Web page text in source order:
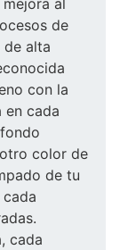
de
alta
con la
en cada
color de
de tu
cada